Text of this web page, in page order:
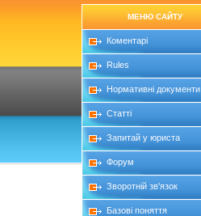
МЕНЮ САЙТУ
Коментарі
Rules
Нормативні документи
Статті
Запитай у юриста
Форум
Зворотній зв'язок
Базові поняття